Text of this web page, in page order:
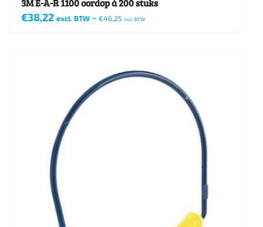
3M E-A-R 1100 oordop á 200 stuks
€38,22 excl. BTW - €46,25 incl. BTW